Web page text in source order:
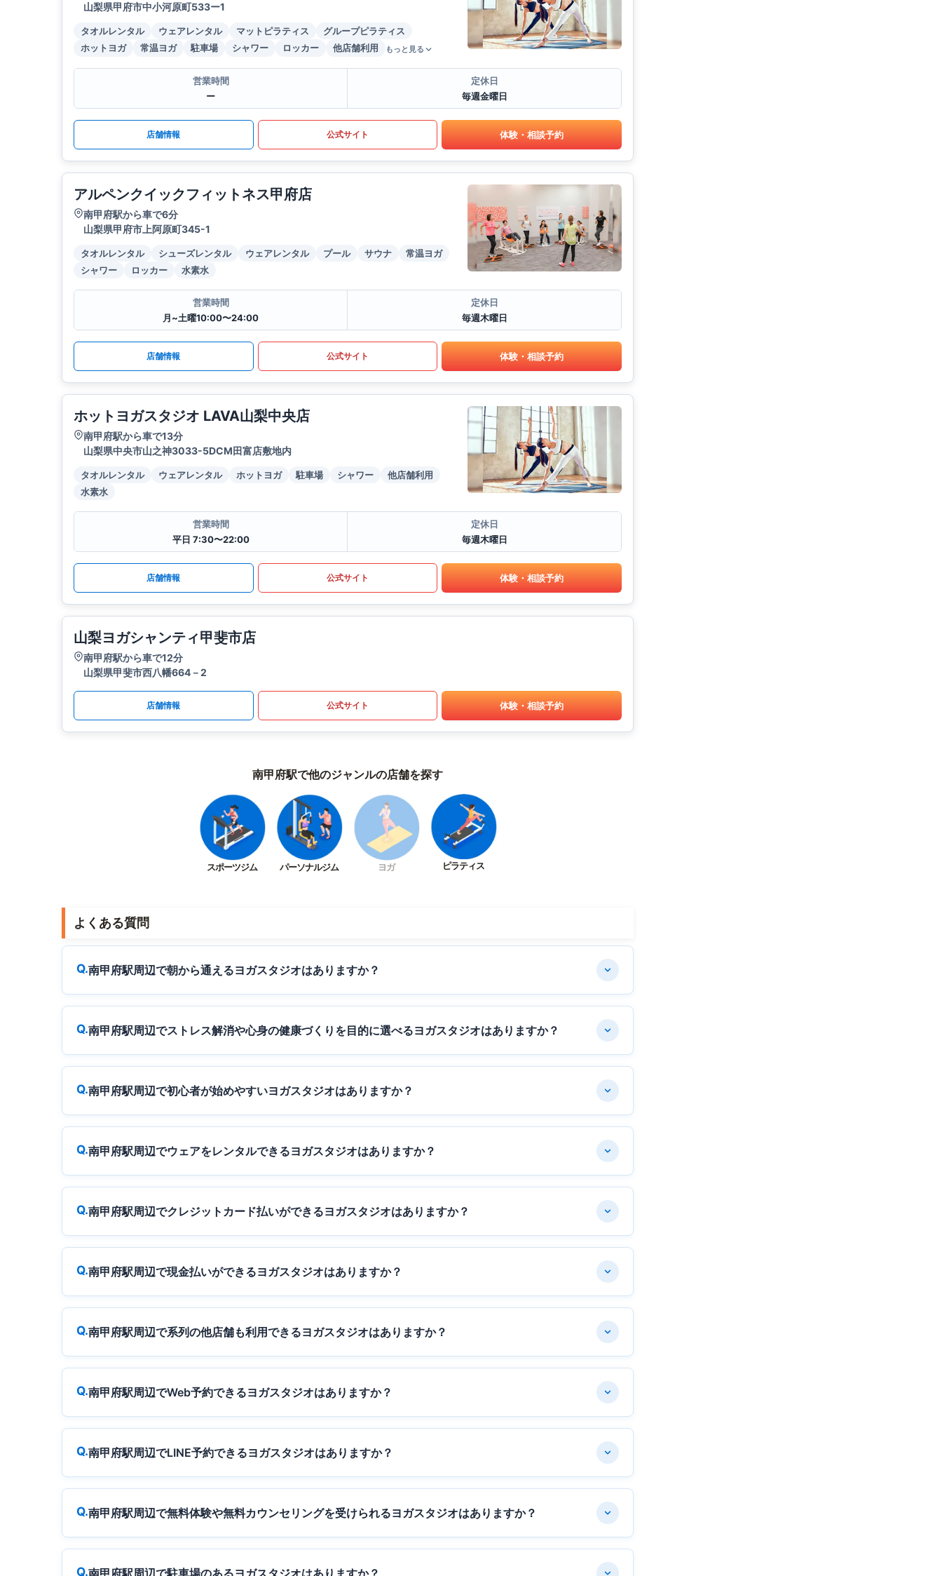
山梨県甲府市中小河原町533ー1
タオルレンタル ウェアレンタル マットピラティス
グループピラティス
ホットヨガ
常温ヨガ 駐車場 シャワー ロッカー 他店舗利用 もっと見る
営業時間
ー
定休日
毎週金曜日
店舗情報 公式サイト 体験・相談予約
アルペンクイックフィットネス甲府店
南甲府駅から車で6分
山梨県甲府市上阿原町345-1
タオルレンタル シューズレンタル ウェアレンタル プール サウナ
常温ヨガ
シャワー
ロッカー 水素水
営業時間
月~土曜10:00〜24:00
定休日
毎週木曜日
店舗情報 公式サイト 体験・相談予約
ホットヨガスタジオ LAVA山梨中央店
南甲府駅から車で13分
山梨県中央市山之神3033-5DCM田富店敷地内
タオルレンタル ウェアレンタル ホットヨガ 駐車場 シャワー
他店舗利用
水素水
営業時間
平日 7:30〜22:00
定休日
毎週木曜日
店舗情報 公式サイト 体験・相談予約
山梨ヨガシャンティ甲斐市店
南甲府駅から車で12分
山梨県甲斐市西八幡664－2
店舗情報 公式サイト 体験・相談予約
南甲府駅で他のジャンルの店舗を探す
スポーツジム パーソナルジム ヨガ ピラティス
よくある質問
南甲府駅周辺で朝から通えるヨガスタジオはありますか？
南甲府駅周辺でストレス解消や心身の健康づくりを目的に選べるヨガスタジオはありますか？
南甲府駅周辺で初心者が始めやすいヨガスタジオはありますか？
南甲府駅周辺でウェアをレンタルできるヨガスタジオはありますか？
南甲府駅周辺でクレジットカード払いができるヨガスタジオはありますか？
南甲府駅周辺で現金払いができるヨガスタジオはありますか？
南甲府駅周辺で系列の他店舗も利用できるヨガスタジオはありますか？
南甲府駅周辺でWeb予約できるヨガスタジオはありますか？
南甲府駅周辺でLINE予約できるヨガスタジオはありますか？
南甲府駅周辺で無料体験や無料カウンセリングを受けられるヨガスタジオはありますか？